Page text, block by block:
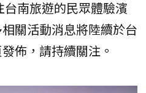
南旅遊的民眾體驗濱
關活動消息將陸續於台
佈，請持續關注。